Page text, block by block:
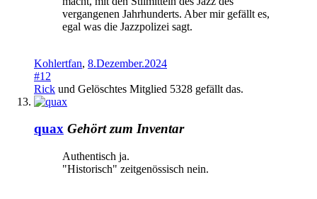
vergangenen Jahrhunderts. Aber mir gefällt es,
egal was die Jazzpolizei sagt.
Kohlertfan, 8.Dezember.2024
#12
Rick und Gelöschtes Mitglied 5328 gefällt das.
quax Gehört zum Inventar
Authentisch ja.
"Historisch" zeitgenössisch nein.